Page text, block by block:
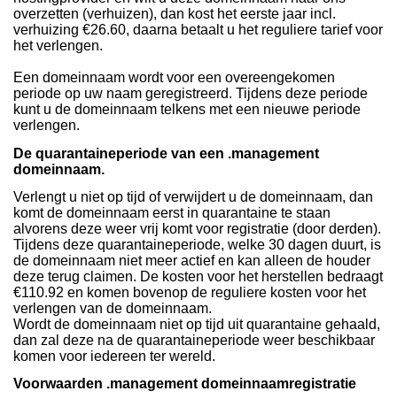
overzetten (verhuizen), dan kost het eerste jaar incl.
verhuizing €26.60, daarna betaalt u het reguliere tarief voor
het verlengen.
Een domeinnaam wordt voor een overeengekomen
periode op uw naam geregistreerd. Tijdens deze periode
kunt u de domeinnaam telkens met een nieuwe periode
verlengen.
De quarantaineperiode van een .management
domeinnaam.
Verlengt u niet op tijd of verwijdert u de domeinnaam, dan
komt de domeinnaam eerst in quarantaine te staan
alvorens deze weer vrij komt voor registratie (door derden).
Tijdens deze quarantaineperiode, welke 30 dagen duurt, is
de domeinnaam niet meer actief en kan alleen de houder
deze terug claimen. De kosten voor het herstellen bedraagt
€110.92 en komen bovenop de reguliere kosten voor het
verlengen van de domeinnaam.
Wordt de domeinnaam niet op tijd uit quarantaine gehaald,
dan zal deze na de quarantaineperiode weer beschikbaar
komen voor iedereen ter wereld.
Voorwaarden .management domeinnaamregistratie